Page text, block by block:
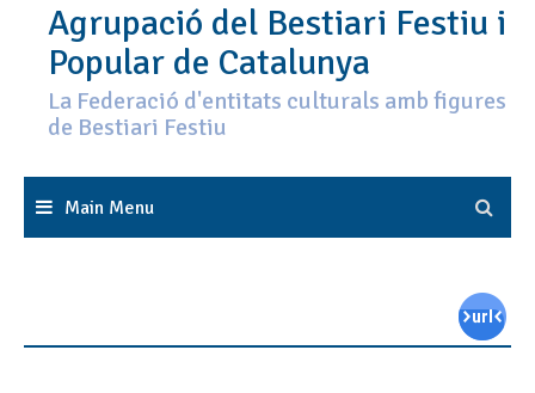
Agrupació del Bestiari Festiu i
Popular de Catalunya
La Federació d'entitats culturals amb figures
de Bestiari Festiu
Main Menu